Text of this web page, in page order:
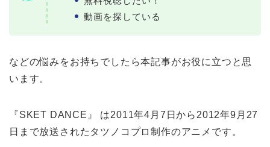
動画を探している
などの悩みをお持ちでしたら本記事がお役に立つと思
います。
『SKET DANCE』 は2011年4月7日から2012年9月27
日まで放送されたタツノコプロ制作のアニメです。